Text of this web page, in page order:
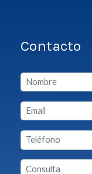
Contacto